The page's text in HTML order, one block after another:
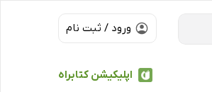
ورود / ثبت نام
اپلیکیشن کتابراه